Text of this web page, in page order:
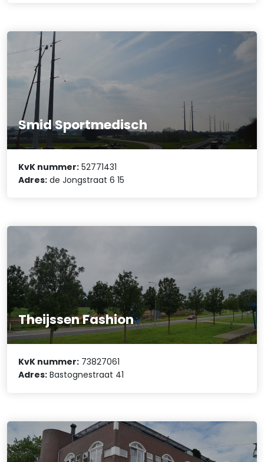
Smid Sportmedisch
KvK nummer: 52771431
Adres: de Jongstraat 6 15
Theijssen Fashion
KvK nummer: 73827061
Adres: Bastognestraat 41